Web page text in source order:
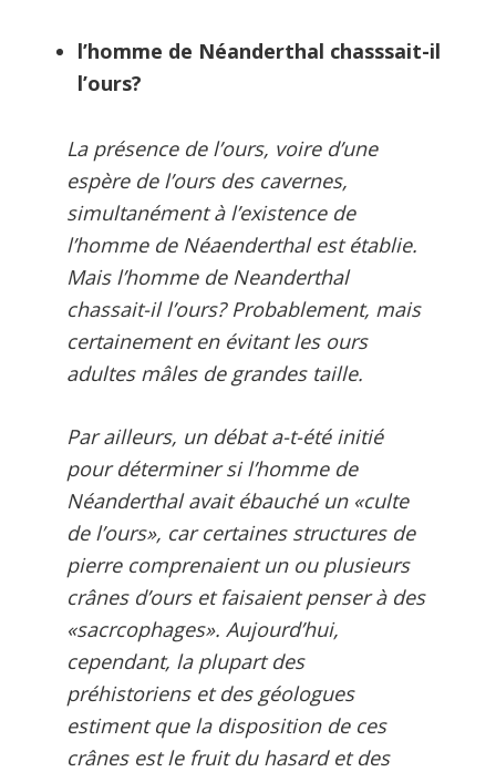
l’homme de Néanderthal chasssait-il
l’ours?
La présence de l’ours, voire d’une
espère de l’ours des cavernes,
simultanément à l’existence de
l’homme de Néaenderthal est établie.
Mais l’homme de Neanderthal
chassait-il l’ours? Probablement, mais
certainement en évitant les ours
adultes mâles de grandes taille.
Par ailleurs, un débat a-t-été initié
pour déterminer si l’homme de
Néanderthal avait ébauché un «culte
de l’ours», car certaines structures de
pierre comprenaient un ou plusieurs
crânes d’ours et faisaient penser à des
«sacrcophages». Aujourd’hui,
cependant, la plupart des
préhistoriens et des géologues
estiment que la disposition de ces
crânes est le fruit du hasard et des